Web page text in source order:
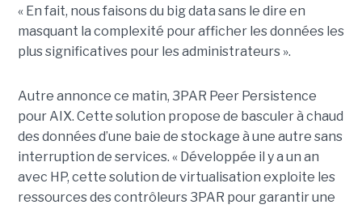
« En fait, nous faisons du big data sans le dire en
masquant la complexité pour afficher les données les
plus significatives pour les administrateurs ».
Autre annonce ce matin, 3PAR Peer Persistence
pour AIX. Cette solution propose de basculer à chaud
des données d’une baie de stockage à une autre sans
interruption de services. « Développée il y a un an
avec HP, cette solution de virtualisation exploite les
ressources des contrôleurs 3PAR pour garantir une